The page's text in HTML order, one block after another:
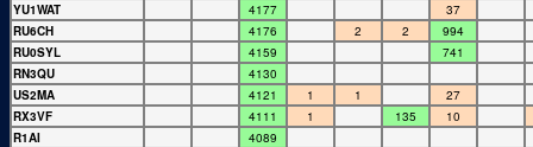
YU1WAT
4177
37
RU6CH
4176 2 2
994
RU0SYL
4159
741
RN3QU
4130
US2MA
4121 1 1
27
RX3VF
4111 1 135
10
R1AI
4089